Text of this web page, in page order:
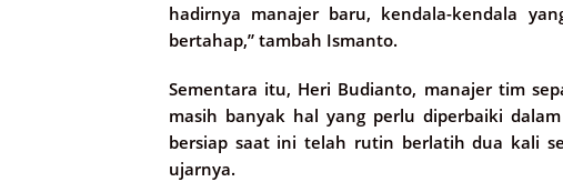
hadirnya manajer baru, kendala-kendala
bertahap,” tambah Ismanto.
Sementara itu, Heri Budianto, manajer tim
masih banyak hal yang perlu diperbaiki
bersiap saat ini telah rutin berlatih dua kali
ujarnya.